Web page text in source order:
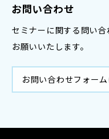
お問い合わせ
セミナーに関する問い
お願いいたします。
お問い合わせフォー